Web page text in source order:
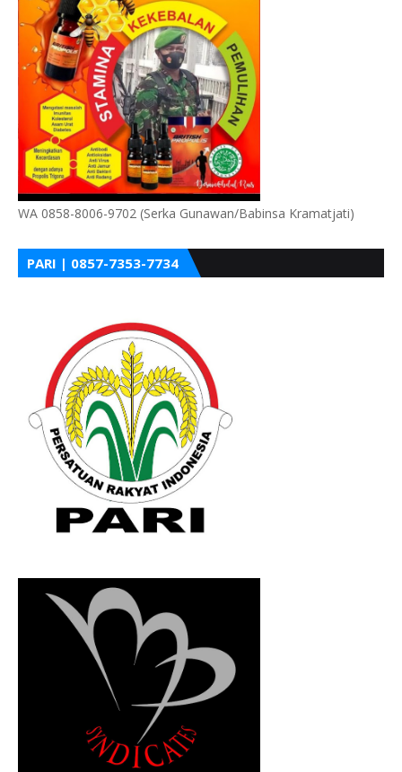
WA 0858-8006-9702 (Serka Gunawan/Babinsa Kramatjati)
PARI | 0857-7353-7734